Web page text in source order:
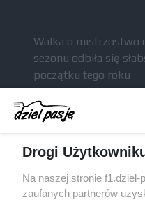
Walka o mistrzostwo
sezonu odbiła się
początku tego roku
McCullough
ma trafić do Red Bulla
zeszłego sezonu
Obecne silniki muszą
algorytmach?
Drogi
Na naszej stronie
zaufanych partnerów